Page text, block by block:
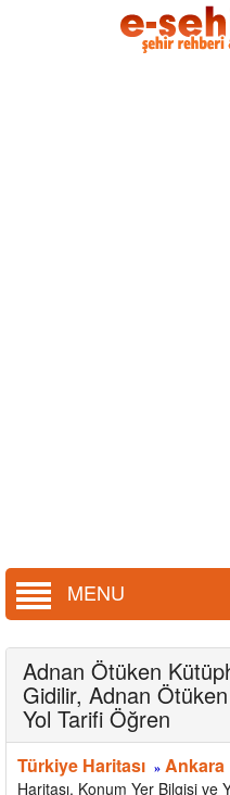
MENU
Adnan Ötüken
Gidilir, Adnan
Yol Tarifi Öğren
Türkiye Haritası » Ankara
Haritası, Konum Yer Bilgisi ve